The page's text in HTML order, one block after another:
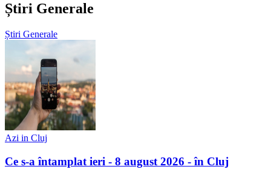
Știri Generale
Știri Generale
Azi in Cluj
Ce s-a întamplat ieri - 8 august 2026 - în Cluj